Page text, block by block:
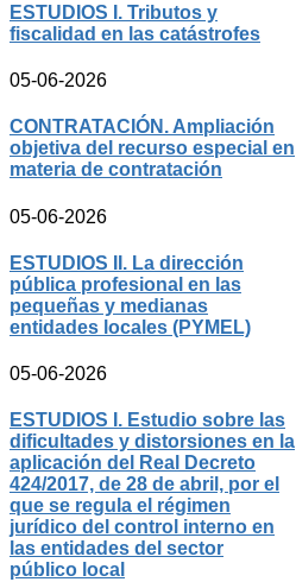
ESTUDIOS I. Tributos y
fiscalidad en las catástrofes
05-06-2026
CONTRATACIÓN. Ampliación
objetiva del recurso especial en
materia de contratación
05-06-2026
ESTUDIOS II. La dirección
pública profesional en las
pequeñas y medianas
entidades locales (PYMEL)
05-06-2026
ESTUDIOS I. Estudio sobre las
dificultades y distorsiones en la
aplicación del Real Decreto
424/2017, de 28 de abril, por el
que se regula el régimen
jurídico del control interno en
las entidades del sector
público local